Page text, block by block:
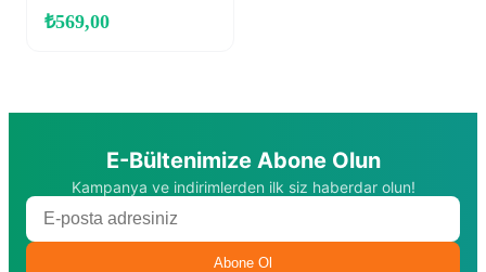
₺569,00
E-Bültenimize Abone Olun
Kampanya ve indirimlerden ilk siz haberdar olun!
Abone Ol